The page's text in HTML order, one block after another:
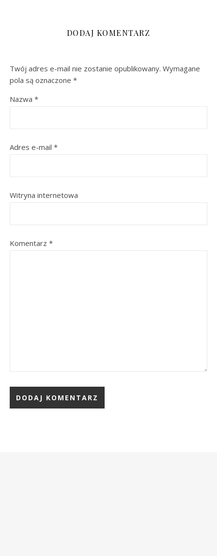
DODAJ KOMENTARZ
Twój adres e-mail nie zostanie opublikowany. Wymagane
pola są oznaczone *
Nazwa *
Adres e-mail *
Witryna internetowa
Komentarz *